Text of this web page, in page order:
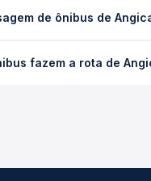
ou leito) e as condições
de ônibus de
e a antecedência da
fazem a rota de